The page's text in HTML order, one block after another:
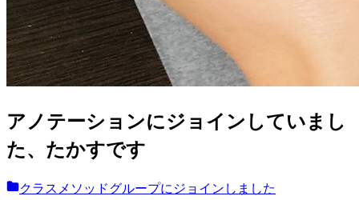
アノテーションにジョインしていまし
た、たかすです
クラスメソッドグループにジョインしました